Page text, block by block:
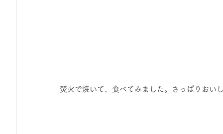
焚火で焼いて、食べてみました。さっぱりおい